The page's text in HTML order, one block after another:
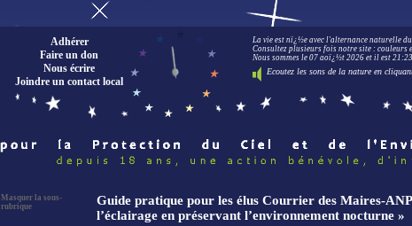
Adhérer
Faire un don
Nous écrire
Joindre un contact local
La vie est nï¿½e avec l'alternance naturelle
Consultez plusieurs fois notre site : couleurs
Nous sommes le 07 aoï¿½t 2026 et il est
Ecoutez les sons de la nature en
Masquer la sous-
rubrique
Guide pratique pour les élus Courrier des Maires-
l’éclairage en préservant l’environnement nocturne »